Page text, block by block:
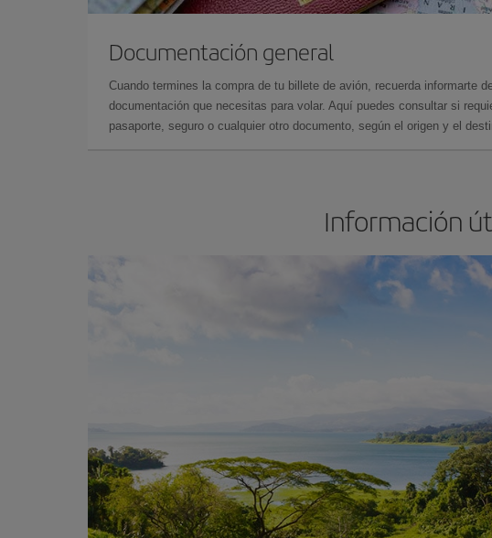
Documentación general
Cuando termines la compra de tu billete de avión, recuerda informarte
documentación que necesitas para volar. Aquí puedes consultar si
pasaporte, seguro o cualquier otro documento, según el origen y el
Información